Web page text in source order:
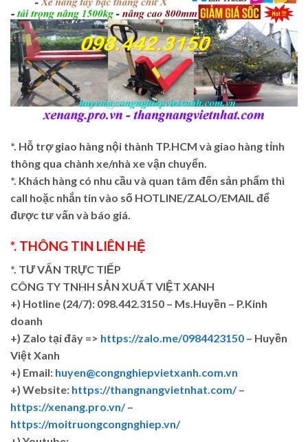
*. Hỗ trợ giao hàng nội thành TP.HCM và giao hàng tỉnh
thông qua chành xe/nhà xe vận chuyển.
*. Khách hàng có nhu cầu và quan tâm đến sản phẩm thì
call hoặc nhắn tin vào số HOTLINE/ZALO/EMAIL để
được tư vấn và báo giá.
*. THÔNG TIN LIÊN HỆ
*. TƯ VẤN TRỰC TIẾP
CÔNG TY TNHH SẢN XUẤT VIỆT XANH
+) Hotline (24/7): 098.442.3150 – Ms.Huyền – P.Kinh
doanh
+) Zalo tại đây => https://zalo.me/0984423150 – Huyền
Việt Xanh
+) Email: huyen@congnghiepvietxanh.com.vn
+) Website: https://thangnangvietnhat.com/–
https://xenang.pro.vn/–
https://moitruongcongnghiep.vn/